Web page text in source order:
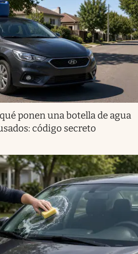
ponen una botella de agua
código secreto